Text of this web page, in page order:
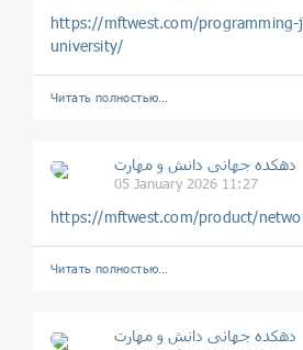
https://mftwest.com/
university/
Читать полностью…
دهکده جهانی دانش و مهارت
05 January 2026 11:27
https://mftwest.com/product/
Читать полностью…
دهکده جهانی دانش و مهارت